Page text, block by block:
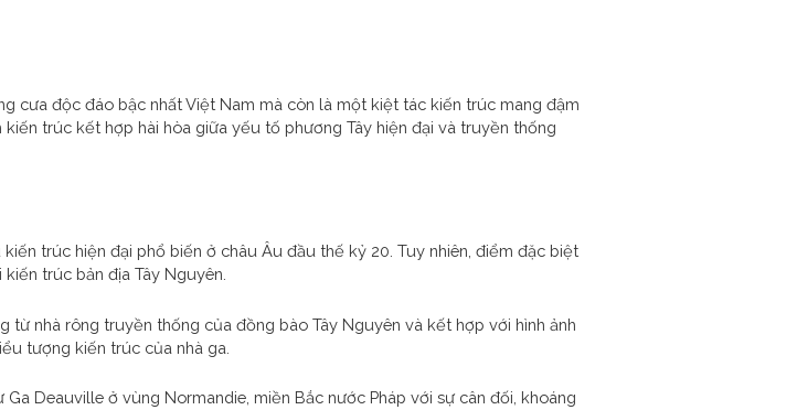
cưa độc đáo bậc nhất Việt Nam mà còn là một kiệt tác kiến trúc mang đậm
trúc kết hợp hài hòa giữa yếu tố phương Tây hiện đại và truyền thống
trúc hiện đại phổ biến ở châu Âu đầu thế kỷ 20. Tuy nhiên, điểm đặc biệt
trúc bản địa Tây Nguyên.
từ nhà rông truyền thống của đồng bào Tây Nguyên và kết hợp với hình ảnh
tượng kiến trúc của nhà ga.
Deauville ở vùng Normandie, miền Bắc nước Pháp với sự cân đối, khoáng